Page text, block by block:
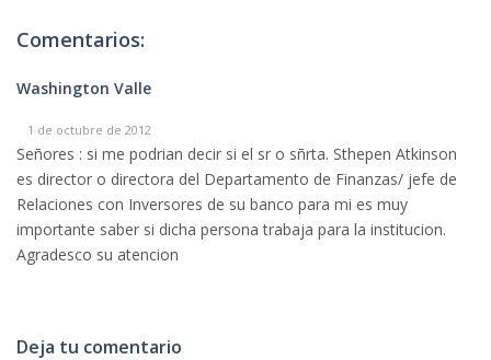
Comentarios:
Washington Valle
1 de octubre de 2012
Señores : si me podrian decir si el sr o sñrta. Sthepen Atkinson
es director o directora del Departamento de Finanzas/ jefe de
Relaciones con Inversores de su banco para mi es muy
importante saber si dicha persona trabaja para la institucion.
Agradesco su atencion
Deja tu comentario